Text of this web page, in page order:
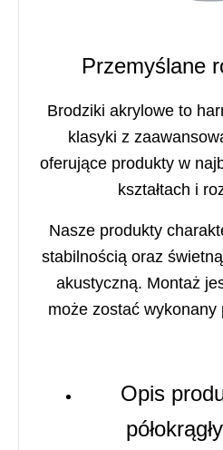
Przemyślane
Brodziki akrylowe to
klasyki z
oferujące produkty w
kształtach i
Nasze produkty
stabilnością oraz
akustyczną. Montaż
może zostać wykonany
Opis